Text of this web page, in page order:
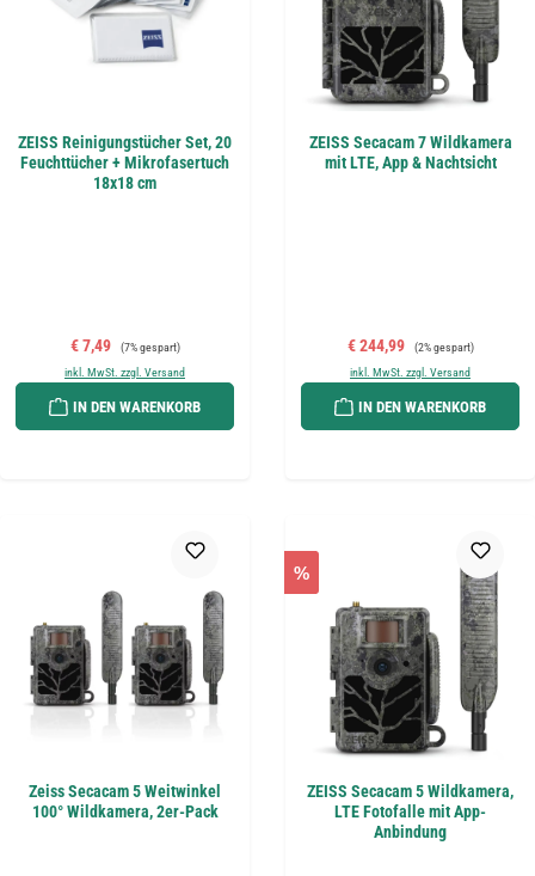
ZEISS Reinigungstücher Set, 20
Feuchttücher + Mikrofasertuch
18x18 cm
Verkaufspreis:
€ 7,49 Regulärer Preis:
(7% gespart)
inkl. MwSt. zzgl. Versand
IN DEN WARENKORB
ZEISS Secacam 7 Wildkamera
mit LTE, App & Nachtsicht
Verkaufspreis:
€ 244,99 Regulärer Preis:
(2% gespart)
inkl. MwSt. zzgl. Versand
IN DEN WARENKORB
Zeiss Secacam 5 Weitwinkel
100° Wildkamera, 2er-Pack
%
ZEISS Secacam 5 Wildkamera,
LTE Fotofalle mit App-
Anbindung